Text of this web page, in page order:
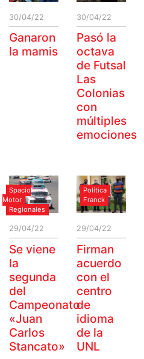
30/04/22
Ganaron
la mamis
30/04/22
Pasó la
octava
de Futsal
Las
Colonias
con
múltiples
emociones
Spacio
Motor
Regionales
29/04/22
Se viene
la
segunda
del
Campeonato
«Juan
Carlos
Stancato»
Política
Franck
29/04/22
Firman
acuerdo
con el
centro
de
idioma
de la
UNL